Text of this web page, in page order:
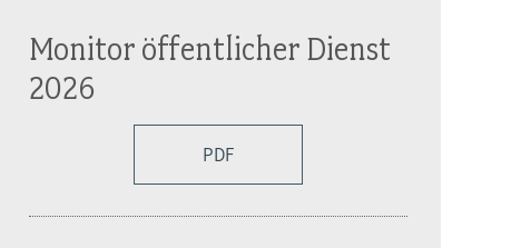
Monitor öffentlicher Dienst
2026
PDF